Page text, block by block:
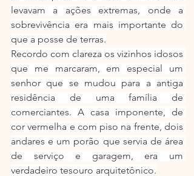
levavam a ações extremas, onde a
sobrevivência era mais importante do
que a posse de terras.
Recordo com clareza os vizinhos idosos
que me marcaram, em especial um
senhor que se mudou para a antiga
residência de uma família de
comerciantes. A casa imponente, de
cor vermelha e com piso na frente, dois
andares e um porão que servia de área
de serviço e garagem, era um
verdadeiro tesouro arquitetônico.